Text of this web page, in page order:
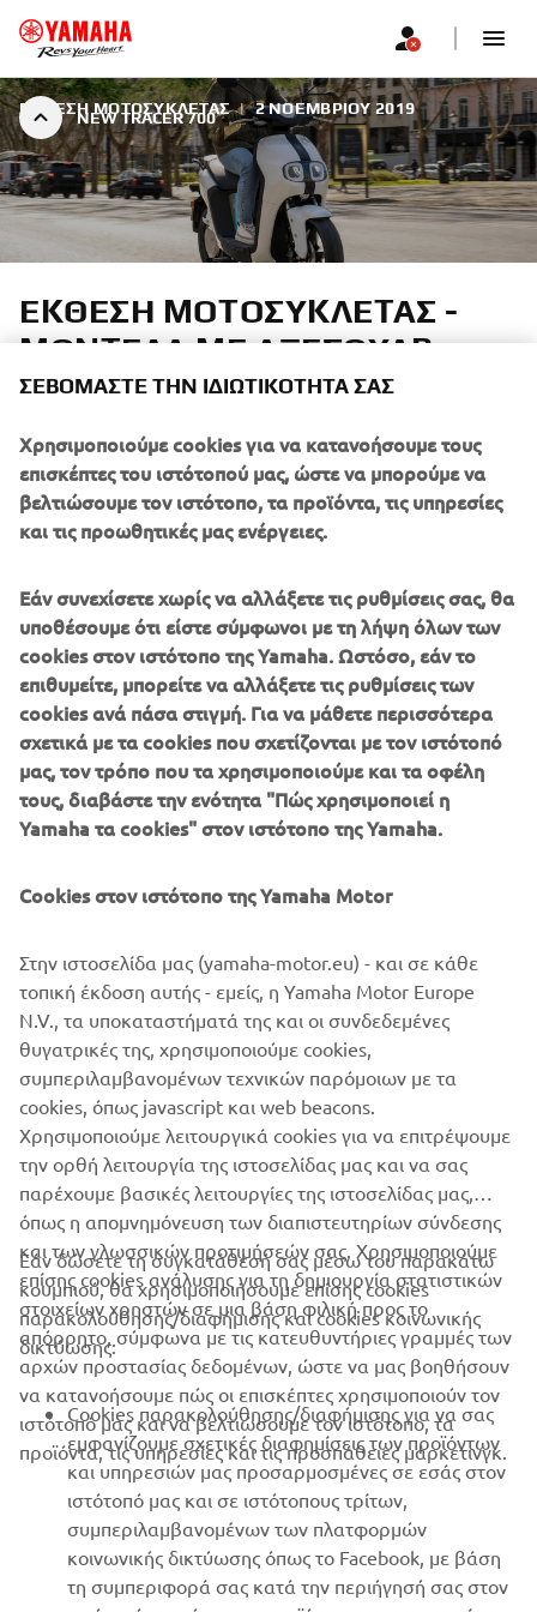
NEW TRACER 700
ΕΚΘΕΣΗ ΜΟΤΟΣΥΚΛΕΤΑΣ | 2 ΝΟΕΜΒΡΊΟΥ 2019
ΕΚΘΕΣΗ ΜΟΤΟΣΥΚΛΕΤΑΣ -
ΜΟΝΤΕΛΑ ΜΕ ΑΞΕΣΟΥΑΡ
MT-03
MT-07
MT-09
NMAX 125
TENERE 700
TMAX
TRACER 7 (2022)
TRACER 9
XSR700
ΕΤΑΙΡΕΊΑ
B2B
ΠΕΡΙΣΣΌΤΕΡΑ YAMAHA
SUPPORT
ΕΝΗΜΕΡΩΤΙΚΟ ΔΕΛΤΙΟ
ΣΕΒΌΜΑΣΤΕ ΤΗΝ ΙΔΙΩΤΙΚΌΤΗΤΆ ΣΑΣ
Χρησιμοποιούμε cookies για να κατανοήσουμε τους
επισκέπτες του ιστότοπού μας, ώστε να μπορούμε να
βελτιώσουμε τον ιστότοπο, τα προϊόντα, τις υπηρεσίες
και τις προωθητικές μας ενέργειες.
Εάν συνεχίσετε χωρίς να αλλάξετε τις ρυθμίσεις σας, θα
υποθέσουμε ότι είστε σύμφωνοι με τη λήψη όλων των
cookies στον ιστότοπο της Yamaha. Ωστόσο, εάν το
επιθυμείτε, μπορείτε να αλλάξετε τις ρυθμίσεις των
cookies ανά πάσα στιγμή. Για να μάθετε περισσότερα
σχετικά με τα cookies που σχετίζονται με τον ιστότοπό
μας, τον τρόπο που τα χρησιμοποιούμε και τα οφέλη
τους, διαβάστε την ενότητα "Πώς χρησιμοποιεί η
Yamaha τα cookies" στον ιστότοπο της Yamaha.
Cookies στον ιστότοπο της Yamaha Motor
Στην ιστοσελίδα μας (yamaha-motor.eu) - και σε κάθε
τοπική έκδοση αυτής - εμείς, η Yamaha Motor Europe
N.V., τα υποκαταστήματά της και οι συνδεδεμένες
θυγατρικές της, χρησιμοποιούμε cookies,
συμπεριλαμβανομένων τεχνικών παρόμοιων με τα
cookies, όπως javascript και web beacons.
Χρησιμοποιούμε λειτουργικά cookies για να επιτρέψουμε
την ορθή λειτουργία της ιστοσελίδας μας και να σας
παρέχουμε βασικές λειτουργίες της ιστοσελίδας μας,
όπως η απομνημόνευση των διαπιστευτηρίων σύνδεσης
και των γλωσσικών προτιμήσεών σας. Χρησιμοποιούμε
επίσης cookies ανάλυσης για τη δημιουργία στατιστικών
στοιχείων χρηστών σε μια βάση φιλική προς το
απόρρητο, σύμφωνα με τις κατευθυντήριες γραμμές των
αρχών προστασίας δεδομένων, ώστε να μας βοηθήσουν
να κατανοήσουμε πώς οι επισκέπτες χρησιμοποιούν τον
ιστότοπό μας και να βελτιώσουμε τον ιστότοπο, τα
προϊόντα, τις υπηρεσίες και τις προσπάθειες μάρκετινγκ.
Εάν δώσετε τη συγκατάθεσή σας μέσω του παρακάτω
κουμπιού, θα χρησιμοποιήσουμε επίσης cookies
παρακολούθησης/διαφήμισης και cookies κοινωνικής
δικτύωσης:
Cookies παρακολούθησης/διαφήμισης για να σας
εμφανίζουμε σχετικές διαφημίσεις των προϊόντων
και υπηρεσιών μας προσαρμοσμένες σε εσάς στον
ιστότοπό μας και σε ιστότοπους τρίτων,
συμπεριλαμβανομένων των πλατφορμών
κοινωνικής δικτύωσης όπως το Facebook, με βάση
τη συμπεριφορά σας κατά την περιήγησή σας στον